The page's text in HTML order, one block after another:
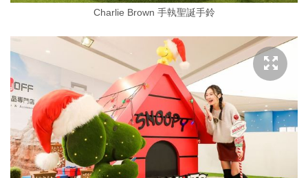
Charlie Brown 手執聖誕手鈴